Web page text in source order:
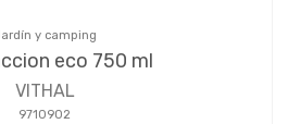
y camping
eco 750 ml
VITHAL
9710902